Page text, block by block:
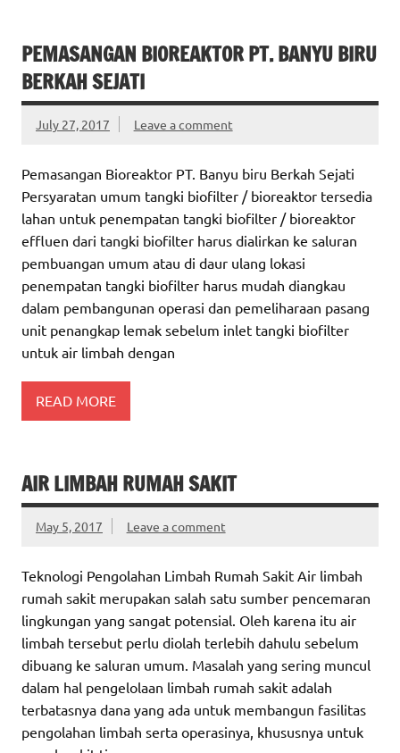
PEMASANGAN BIOREAKTOR PT. BANYU BIRU
BERKAH SEJATI
July 27, 2017 Leave a comment
Pemasangan Bioreaktor PT. Banyu biru Berkah Sejati
Persyaratan umum tangki biofilter / bioreaktor tersedia
lahan untuk penempatan tangki biofilter / bioreaktor
effluen dari tangki biofilter harus dialirkan ke saluran
pembuangan umum atau di daur ulang lokasi
penempatan tangki biofilter harus mudah diangkau
dalam pembangunan operasi dan pemeliharaan pasang
unit penangkap lemak sebelum inlet tangki biofilter
untuk air limbah dengan
READ MORE
AIR LIMBAH RUMAH SAKIT
May 5, 2017 Leave a comment
Teknologi Pengolahan Limbah Rumah Sakit Air limbah
rumah sakit merupakan salah satu sumber pencemaran
lingkungan yang sangat potensial. Oleh karena itu air
limbah tersebut perlu diolah terlebih dahulu sebelum
dibuang ke saluran umum. Masalah yang sering muncul
dalam hal pengelolaan limbah rumah sakit adalah
terbatasnya dana yang ada untuk membangun fasilitas
pengolahan limbah serta operasinya, khususnya untuk